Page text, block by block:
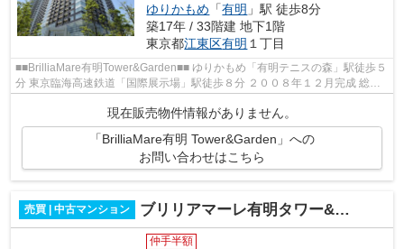
ゆりかもめ 「有明 」駅 徒歩8分
築17年 / 33階建 地下1階
東京都江東区有明 １丁目
■■BrilliaMare有明Tower&Garden■■ ゆりかもめ「有明テニスの森」駅徒歩５
分 東京臨海高速鉄道「国際展示場」駅徒歩８分 ２００８年１２月完成 総戸
数１０８５戸のビッグコミュ...
現在販売物件情報がありません。
「BrilliaMare有明 Tower&Garden」への
お問い合わせはこちら
売買 | 中古マンション ブリリアマーレ有明タワー&ガーデン
仲手半額